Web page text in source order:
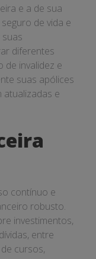
e a de sua
de vida e
diferentes
de invalidez e
suas apólices
atualizadas e
contínuo e
robusto.
investimentos,
entre
cursos,